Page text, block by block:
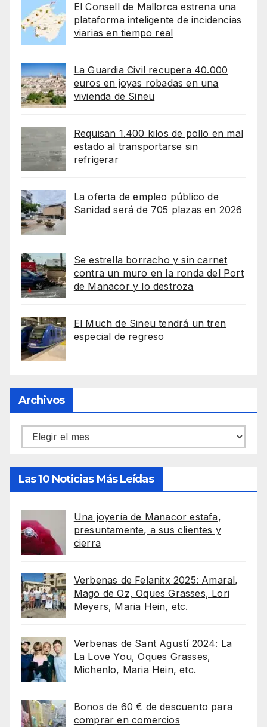
El Consell de Mallorca estrena una
plataforma inteligente de incidencias
viarias en tiempo real
La Guardia Civil recupera 40.000
euros en joyas robadas en una
vivienda de Sineu
Requisan 1.400 kilos de pollo en mal
estado al transportarse sin
refrigerar
La oferta de empleo público de
Sanidad será de 705 plazas en 2026
Se estrella borracho y sin carnet
contra un muro en la ronda del Port
de Manacor y lo destroza
El Much de Sineu tendrá un tren
especial de regreso
Archivos
Archivos
Las 10 Noticias Más Leídas
Una joyería de Manacor estafa,
presuntamente, a sus clientes y
cierra
Verbenas de Felanitx 2025: Amaral,
Mago de Oz, Oques Grasses, Lori
Meyers, Maria Hein, etc.
Verbenas de Sant Agustí 2024: La
La Love You, Oques Grasses,
Michenlo, Maria Hein, etc.
Bonos de 60 € de descuento para
comprar en comercios